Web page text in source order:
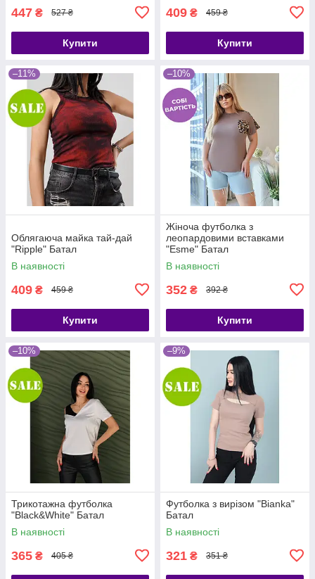
447 ₴ 527 ₴
Купити
409 ₴ 459 ₴
Купити
–11%
Облягаюча майка тай-дай
"Ripple" Батал
В наявності
409 ₴ 459 ₴
Купити
–10%
Жіноча футболка з
леопардовими вставками
"Esme" Батал
В наявності
352 ₴ 392 ₴
Купити
–10%
Трикотажна футболка
"Black&White" Батал
В наявності
365 ₴ 405 ₴
–9%
Футболка з вирізом "Bianka"
Батал
В наявності
321 ₴ 351 ₴